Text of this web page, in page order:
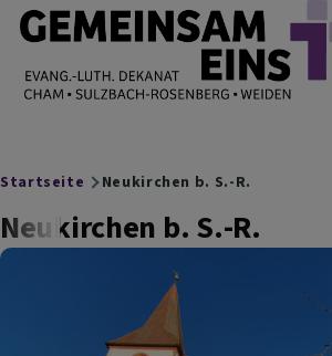
Direkt zum Inhalt
EVANG.-LUTH. DEKANAT
Cham Sulzbach-Rosenberg Weiden
Breadcrumb
Startseite Neukirchen b. S.-R.
Neukirchen b. S.-R.